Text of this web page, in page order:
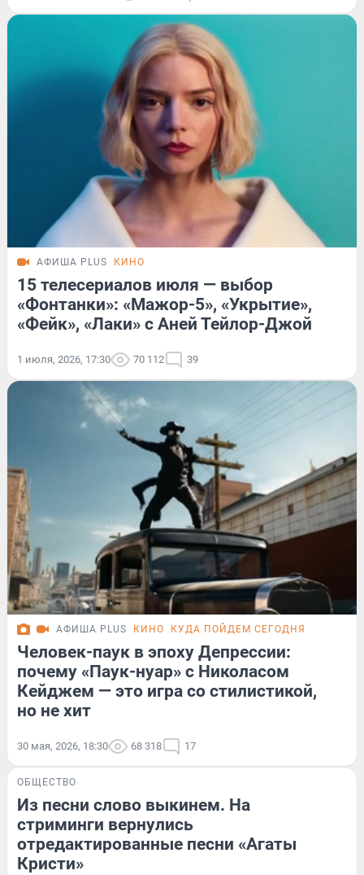
АФИША PLUS КИНО
15 телесериалов июля — выбор
«Фонтанки»: «Мажор-5», «Укрытие»,
«Фейк», «Лаки» с Аней Тейлор-Джой
1 июля, 2026, 17:30 70 112 39
АФИША PLUS КИНО КУДА ПОЙДЕМ СЕГОДНЯ
Человек-паук в эпоху Депрессии:
почему «Паук-нуар» с Николасом
Кейджем — это игра со стилистикой,
но не хит
30 мая, 2026, 18:30 68 318 17
ОБЩЕСТВО
Из песни слово выкинем. На
стриминги вернулись
отредактированные песни «Агаты
Кристи»